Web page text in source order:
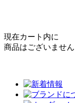
現在カート内に
商品はございません